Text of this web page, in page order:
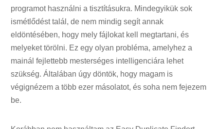
programot használni a tisztításukra. Mindegyikük sok
ismétlődést talál, de nem mindig segít annak
eldöntésében, hogy mely fájlokat kell megtartani, és
melyeket törölni. Ez egy olyan probléma, amelyhez a
mainál fejlettebb mesterséges intelligenciára lehet
szükség. Általában úgy döntök, hogy magam is
végignézem a több ezer másolatot, és soha nem fejezem
be.